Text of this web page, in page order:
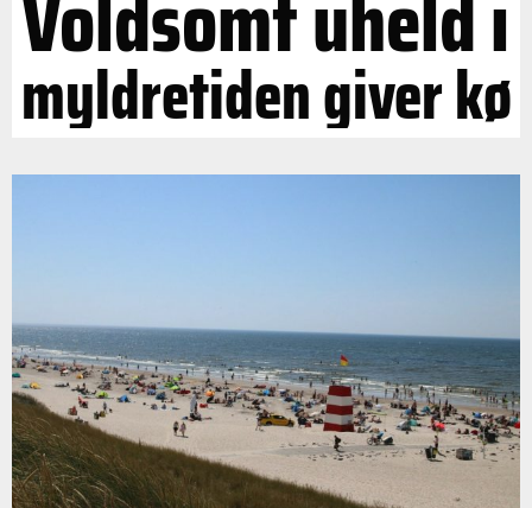
myldretiden giver kø